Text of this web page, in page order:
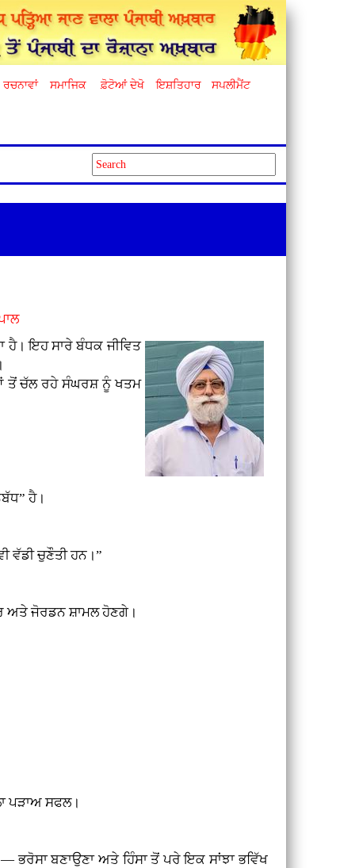
ਰਚਨਾਵਾਂ ਸਮਾਜਿਕ ਫ਼ੋਟੋਆਂ ਦੇਖੋ ਇਸ਼ਤਿਹਾਰ ਸਪਲੀਮੈਂਟ
ਹੈ। ਇਹ ਸਾਰੇ ਬੰਧਕ ਜੀਵਿਤ
ਤੋਂ ਚੱਲ ਰਹੇ ਸੰਘਰਸ਼ ਨੂੰ ਖਤਮ
ਹੈ।
ਵੱਡੀ ਚੁਣੌਤੀ ਹਨ।”
ਅਤੇ ਜੋਰਡਨ ਸ਼ਾਮਲ ਹੋਣਗੇ।
ਪੜਾਅ ਸਫਲ।
ਬਣਾਉਣਾ ਅਤੇ ਹਿੰਸਾ ਤੋਂ ਪਰੇ ਇਕ ਸਾਂਝਾ ਭਵਿੱਖ